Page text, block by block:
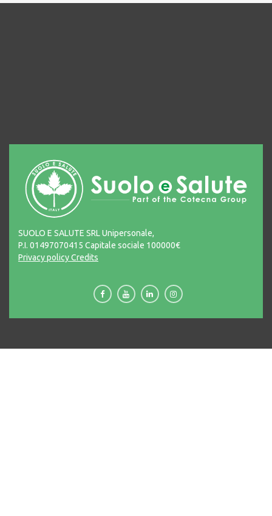
SUOLO E SALUTE SRL Unipersonale,
P.I. 01497070415 Capitale sociale 100000€
Privacy policyCredits